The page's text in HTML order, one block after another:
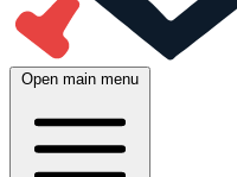
Open main menu